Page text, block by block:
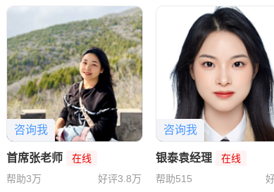
咨询我
首席张老师
在线
帮助3万
好评3.8万
咨询我
银泰袁经理
在线
帮助515